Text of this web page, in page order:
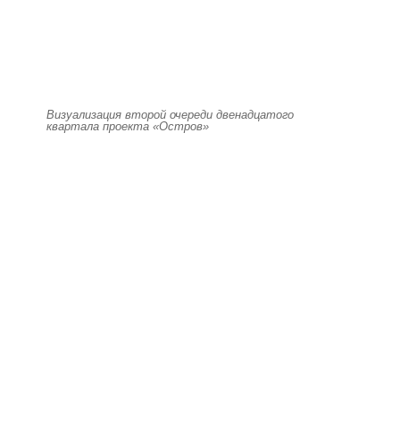
Визуализация второй очереди двенадцатого
квартала проекта «Остров»